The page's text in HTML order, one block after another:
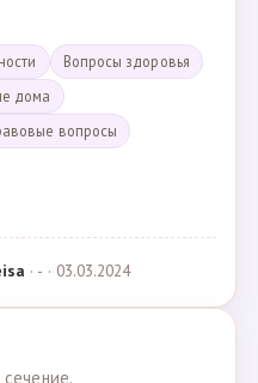
Вопросы здоровья
дома
вопросы
· - · 03.03.2024